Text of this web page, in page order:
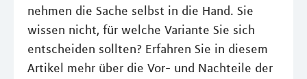
nehmen die Sache selbst in die Hand. Sie
wissen nicht, für welche Variante Sie sich
entscheiden sollten? Erfahren Sie in diesem
Artikel mehr über die Vor- und Nachteile der